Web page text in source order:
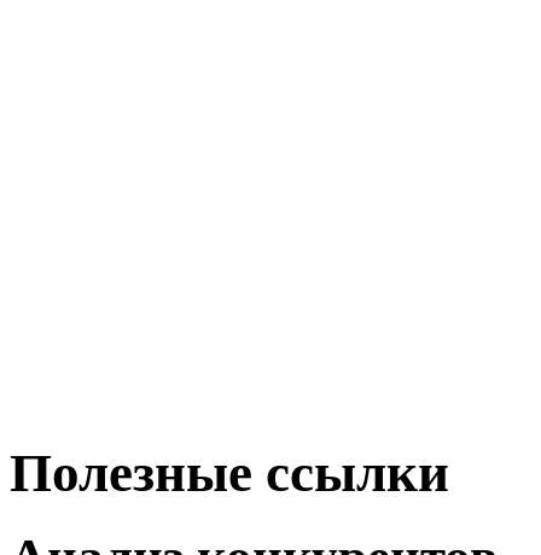
Полезные ссылки